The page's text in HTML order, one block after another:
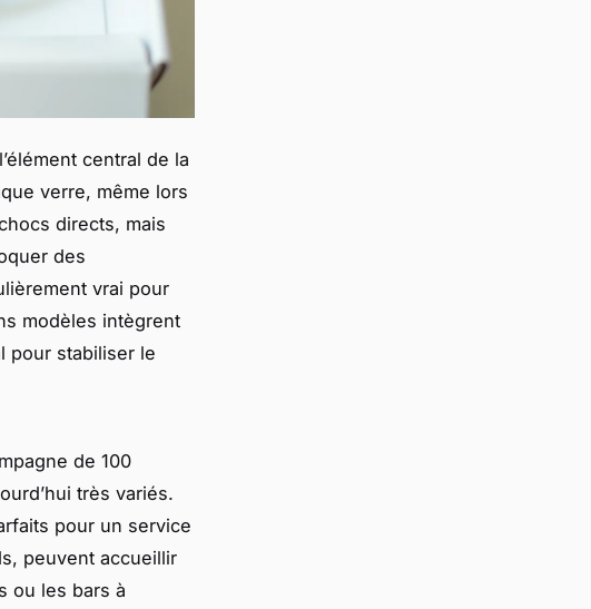
central de la
verre, même lors
directs, mais
des
vrai pour
modèles intègrent
pour stabiliser le
de 100
très variés.
pour un service
peuvent accueillir
ou les bars à